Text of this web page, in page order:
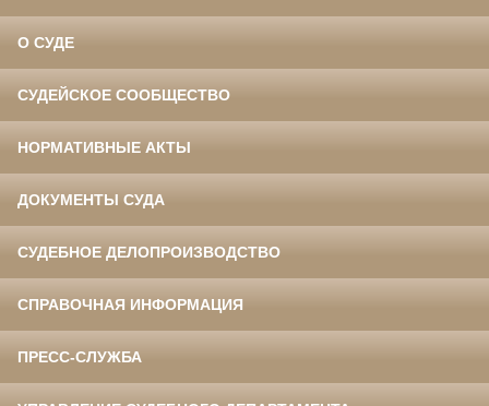
О СУДЕ
СУДЕЙСКОЕ СООБЩЕСТВО
НОРМАТИВНЫЕ АКТЫ
ДОКУМЕНТЫ СУДА
СУДЕБНОЕ ДЕЛОПРОИЗВОДСТВО
СПРАВОЧНАЯ ИНФОРМАЦИЯ
ПРЕСС-СЛУЖБА